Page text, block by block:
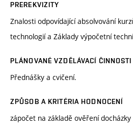
PREREKVIZITY
Znalosti odpovídající absolvování
technologií a Základy výpočetní
PLÁNOVANÉ VZDĚLÁVACÍ
Přednášky a cvičení.
ZPŮSOB A KRITÉRIA HODNOCENÍ
zápočet na základě ověření docházky